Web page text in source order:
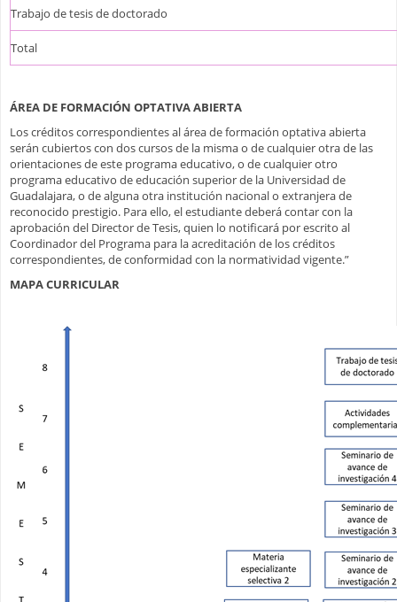
Trabajo de tesis de doctorado
Total
ÁREA DE FORMACIÓN OPTATIVA ABIERTA
Los créditos correspondientes al área de formación optativa abierta
serán cubiertos con dos cursos de la misma o de cualquier otra de las
orientaciones de este programa educativo, o de cualquier otro
programa educativo de educación superior de la Universidad de
Guadalajara, o de alguna otra institución nacional o extranjera de
reconocido prestigio. Para ello, el estudiante deberá contar con la
aprobación del Director de Tesis, quien lo notificará por escrito al
Coordinador del Programa para la acreditación de los créditos
correspondientes, de conformidad con la normatividad vigente.”
MAPA CURRICULAR